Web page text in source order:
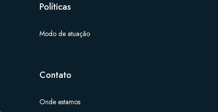
Políticas
Modo de atuação
Contato
Onde estamos